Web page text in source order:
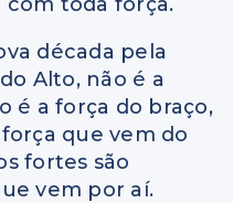
década pela
Alto, não é a
é a força do braço,
que vem do
fortes são
vem por aí.